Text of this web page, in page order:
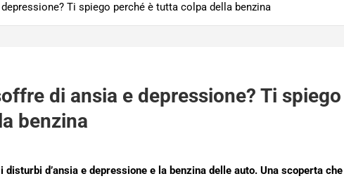
Ti spiego perché è tutta colpa della benzina
di ansia e depressione? Ti spiego
benzina
d’ansia e depressione e la benzina delle auto. Una scoperta che